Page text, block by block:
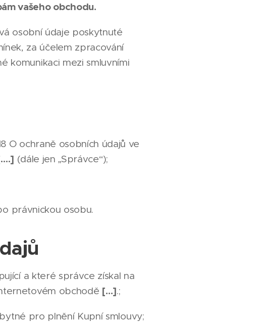
vašeho obchodu.
osobní údaje poskytnuté
za účelem zpracování
komunikaci mezi smluvními
O ochraně osobních údajů ve
(dále jen „Správce“);
právnickou osobu.
a které správce získal na
obchodě […].;
pro plnění Kupní smlouvy;